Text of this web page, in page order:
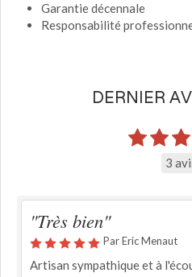
Garantie décennale
Responsabilité
DERNIER
3
"Très bien"
Par Eric Menaut
Artisan sympathique et à